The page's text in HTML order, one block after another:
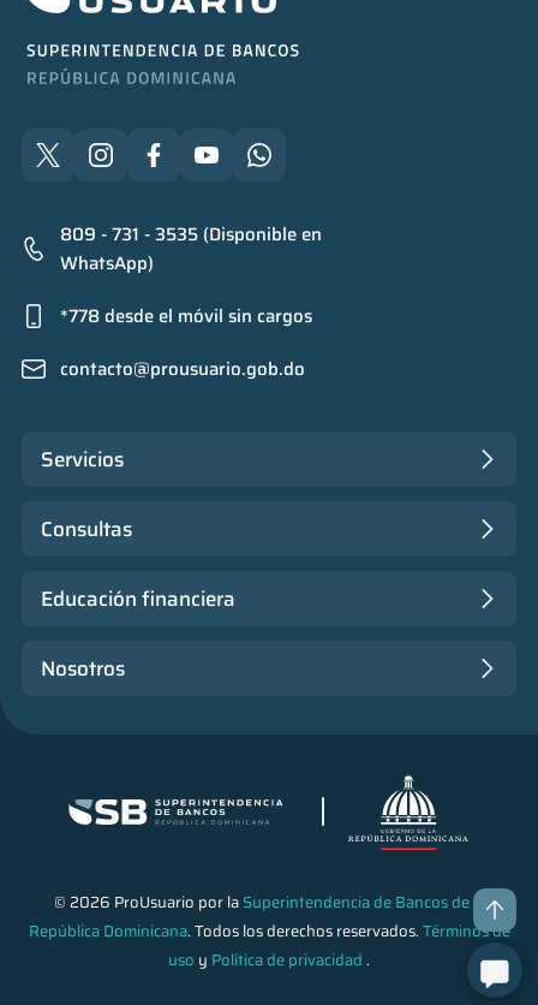
© 2026 ProUsuario por laSuperintendencia de Bancos de la
República Dominicana. Todos los derechos reservados.Términos de
uso y Política de privacidad.
809 - 731 - 3535 (Disponible en
WhatsApp)
*778 desde el móvil sin cargos
contacto@prousuario.gob.do
Servicios
Consultas
Educación financiera
Nosotros